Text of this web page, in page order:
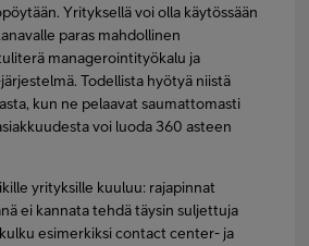
Yrityksellä voi olla käytössään
paras mahdollinen
managerointityökalu ja
Todellista hyötyä niistä
kun ne pelaavat saumattomasti
voi luoda 360 asteen
yrityksille kuuluu: rajapinnat
ei kannata tehdä täysin suljettuja
esimerkiksi contact center- ja